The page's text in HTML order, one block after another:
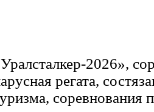
2026»,
регата,
соревнования